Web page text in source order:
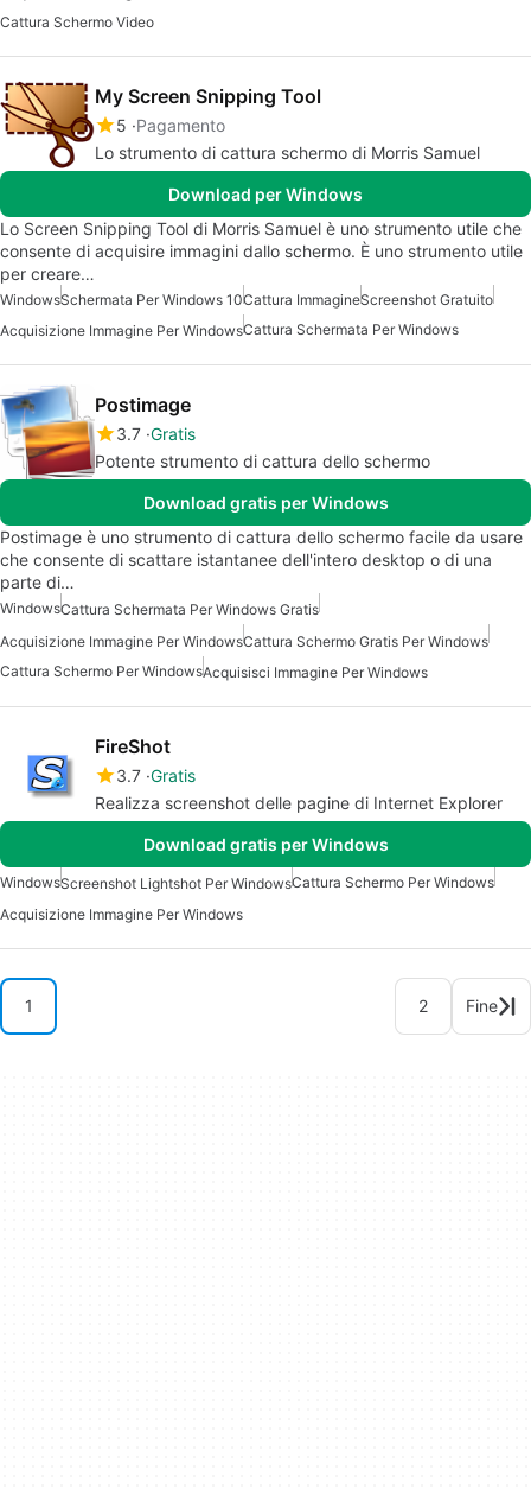
Cattura Schermo Video
My Screen Snipping Tool
5 Pagamento
Lo strumento di cattura schermo di Morris Samuel
Download per Windows
Lo Screen Snipping Tool di Morris Samuel è uno strumento utile che
consente di acquisire immagini dallo schermo. È uno strumento utile
per creare…
WindowsSchermata Per Windows 10Cattura ImmagineScreenshot Gratuito
Acquisizione Immagine Per WindowsCattura Schermata Per Windows
Postimage
3.7 Gratis
Potente strumento di cattura dello schermo
Download gratis per Windows
Postimage è uno strumento di cattura dello schermo facile da usare
che consente di scattare istantanee dell'intero desktop o di una
parte di…
WindowsCattura Schermata Per Windows Gratis
Acquisizione Immagine Per WindowsCattura Schermo Gratis Per Windows
Cattura Schermo Per WindowsAcquisisci Immagine Per Windows
FireShot
3.7 Gratis
Realizza screenshot delle pagine di Internet Explorer
Download gratis per Windows
WindowsScreenshot Lightshot Per WindowsCattura Schermo Per Windows
Acquisizione Immagine Per Windows
1 2 Fine